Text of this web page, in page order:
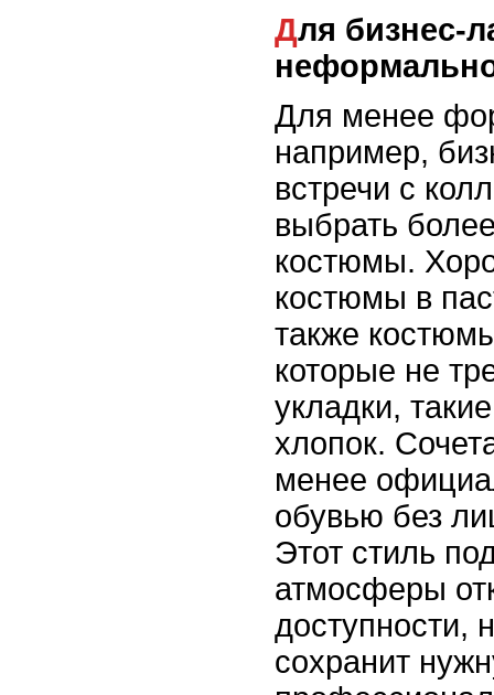
Для бизнес-ланча или
Для менее
например,
встречи с
выбрать
костюмы.
костюмы в
также
которые не
укладки,
хлопок.
менее
обувью без
Этот стиль
атмосферы
доступности,
сохранит